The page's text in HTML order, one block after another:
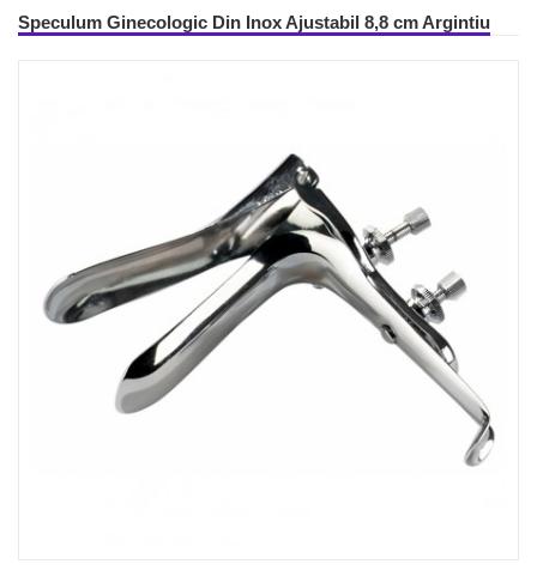
Speculum Ginecologic Din Inox Ajustabil 8,8 cm Argintiu